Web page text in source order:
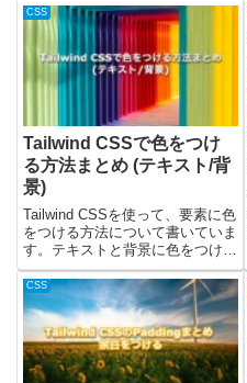
CSS
Tailwind CSSで色をつけ
る方法まとめ (テキスト/背
景)
Tailwind CSSを使って、要素に色
をつける方法について書いていま
す。テキストと背景に色をつける
ときのそれぞれのクラスをまとめ
ました。公式のサイトの下記ペー
ジにもしっかりまとまってま
す。・Text Color - Tailwind C...
CSS